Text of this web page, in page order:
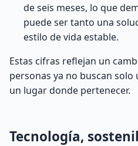
de seis meses, lo que
puede ser tanto una
estilo de vida estable.
Estas cifras reflejan un
personas ya no buscan
un lugar donde pertenecer.
Tecnología,